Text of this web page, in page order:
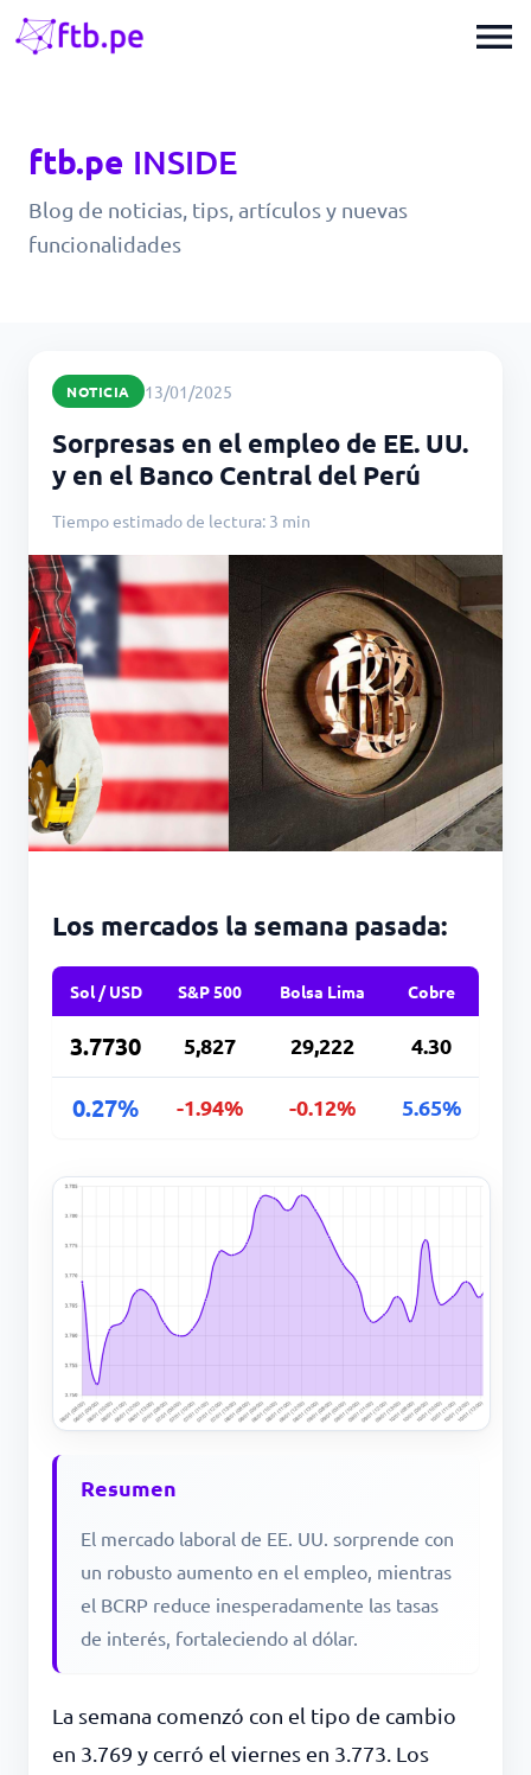
menu
ftb.pe INSIDE
Blog de noticias, tips, artículos y nuevas
funcionalidades
NOTICIA 13/01/2025
Sorpresas en el empleo de EE. UU.
y en el Banco Central del Perú
Tiempo estimado de lectura: 3 min
Los mercados la semana pasada:
Sol / USD S&P 500 Bolsa Lima Cobre
3.7730 5,827 29,222 4.30
0.27% -1.94% -0.12% 5.65%
Resumen
El mercado laboral de EE. UU. sorprende con
un robusto aumento en el empleo, mientras
el BCRP reduce inesperadamente las tasas
de interés, fortaleciendo al dólar.
La semana comenzó con el tipo de cambio
en 3.769 y cerró el viernes en 3.773. Los